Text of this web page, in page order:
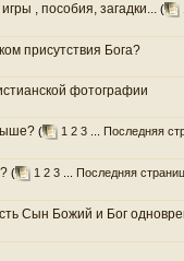
, пособия, загадки... (
присутствия Бога?
фотографии
( 1 2 3
Последняя
( 1 2 3
Последняя
Сын Божий и Бог